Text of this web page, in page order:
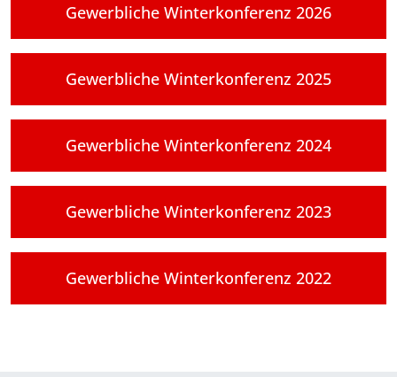
Gewerbliche Winterkonferenz 2026
Gewerbliche Winterkonferenz 2025
Gewerbliche Winterkonferenz 2024
Gewerbliche Winterkonferenz 2023
Gewerbliche Winterkonferenz 2022